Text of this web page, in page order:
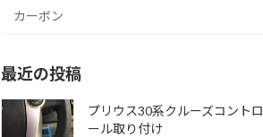
カーボン
最近の投稿
プリウス30系クルーズコントロ
ール取り付け